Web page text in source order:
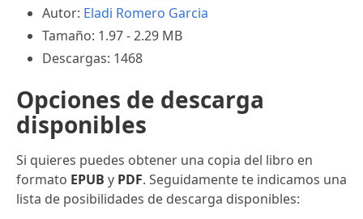
Autor: Eladi Romero Garcia
Tamaño: 1.97 - 2.29 MB
Descargas: 1468
Opciones de descarga
disponibles
Si quieres puedes obtener una copia del libro en
formato EPUB y PDF. Seguidamente te indicamos una
lista de posibilidades de descarga disponibles: